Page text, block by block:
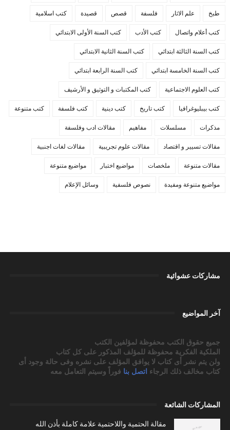
طبخ علم الاثار فلسفة قصص قصيدة كتب اسلامية
كتب أعلام واتصال كتب الأدب كتب السنة الأولى الابتدائي
كتب السنة الثالثة ابتدائي كتب السنة الثانية الابتدائي
كتب السنة الخامسة ابتدائي كتب السنة الرابعة ابتدائي
كتب العلوم الاجتماعية كتب المكتبات و التوثيق و الأرشيف
كتب بيبليوغرافيا كتب تاريخ كتب دينية كتب فلسفة كتب متنوعة
مذكرات مسلسلات مفاهيم مقالات ادب وفلسفة
مقالات تسيير و اقتصاد مقالات علوم تجريبية مقالات لغات اجنبية
مقالات متنوعة ملخصات مواضيع اختبار مواضيع متنوعة
مواضيع متنوعة ومفيدة نصوص فلسفية وسائل الإعلام
مشاركات عشوائية
آخر المواضيع
جميع حقوق الكتب محفوظة لمؤلفين الكتب
الملكية الفكرية محفوظة للمؤلف المذكور على كل كتاب
ولن يتم نشر أى كتاب لا يوافق المؤلف على نشره وفى حالة وجود أى
كتاب مخالف ذلك الرجاء اتصل بنا فوراً وسيتم التعامل معه
المشاركات الشائعة
مقالة الحتمية واللاحتمية علامة كاملة بأذن الله